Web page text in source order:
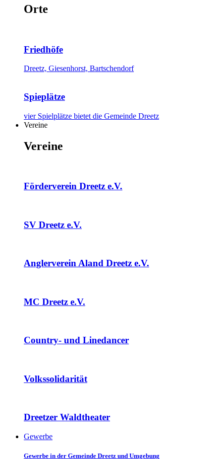
Orte
Friedhöfe
Dreetz, Giesenhorst, Bartschendorf
Spieplätze
vier Spielplätze bietet die Gemeinde Dreetz
Vereine
Vereine
Förderverein Dreetz e.V.
SV Dreetz e.V.
Anglerverein Aland Dreetz e.V.
MC Dreetz e.V.
Country- und Linedancer
Volkssolidarität
Dreetzer Waldtheater
Gewerbe
Gewerbe in der Gemeinde Dreetz und Umgebung